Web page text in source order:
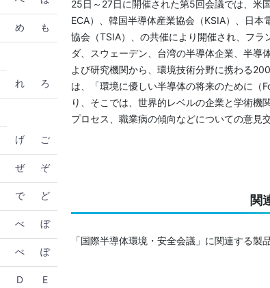
め も
れ ろ
げ ご
ぜ ぞ
で ど
べ ぼ
ぺ ぽ
D E
25日～27日に開催された第5回会議では、米
ECA）、韓国半導体産業協会（KSIA）、日
協会（TSIA）、の共催により開催され、フ
ダ、スウェーデン、台湾の半導体企業、半導
よび研究機関から、環境技術分野に携わる
は、「環境に優しい半導体の将来のために
り、そこでは、世界的レベルの企業と学術機
プロセス、職業病の傾向などについての意見
関
「国際半導体環境・安全会議」に関連する製